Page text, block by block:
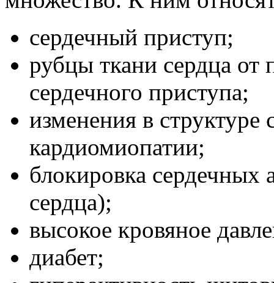
сердечный приступ;
рубцы ткани сердца от
сердечного приступа;
изменения в структуре
кардиомиопатии;
блокировка сердечных
сердца);
высокое кровяное
диабет;